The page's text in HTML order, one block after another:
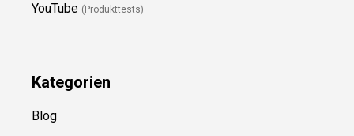
YouTube (Produkttests)
Kategorien
Blog